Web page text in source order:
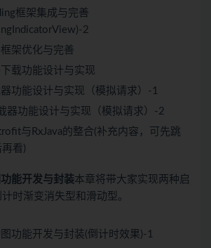
框架集成与完善
2
架优化与完善
载功能设计与实现
功能设计与实现（模拟请求）-1
器功能设计与实现（模拟请求）-2
与RxJava的整合(补充内容，可先跳
看)
能开发与封装本章将带大家实现两种启
时渐变消失型和滑动型。
功能开发与封装(倒计时效果)-1